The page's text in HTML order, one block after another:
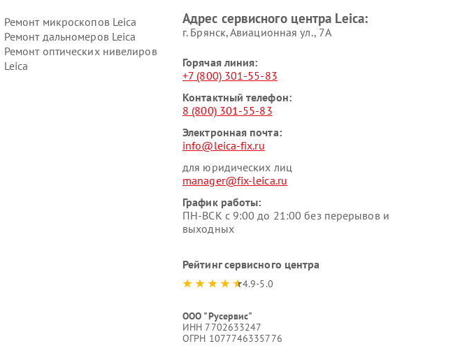
Ремонт микроскопов Leica
Ремонт дальномеров Leica
Ремонт оптических нивелиров
Leica
Адрес сервисного центра Leica:
г. Брянск, Авиационная ул., 7А
Горячая линия:
+7 (800) 301-55-83
Контактный телефон:
8 (800) 301-55-83
Электронная почта:
info@leica-fix.ru
для юридических лиц
manager@fix-leica.ru
График работы:
ПН-ВСК с 9:00 до 21:00 без перерывов и
выходных
Рейтинг сервисного центра
4.9-5.0
ООО "Русервис"
ИНН 7702633247
ОГРН 1077746335776